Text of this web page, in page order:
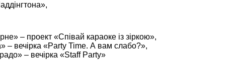
– проект «Співай караоке із зіркою»,
– вечірка «Party Time. А вам слабо?»,
– вечірка «Staff Party»